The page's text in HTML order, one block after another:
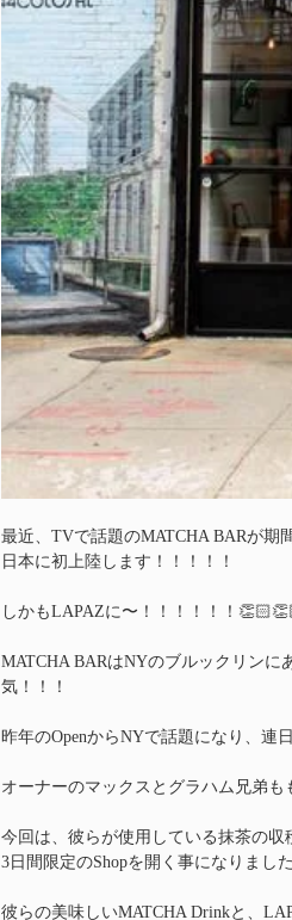
最近、TVで話題のMATCHA BARが期
日本に初上陸します！！！！！
しかもLAPAZに〜！！！！！！
MATCHA BARはNYのブルックリンに
気！！！
昨年のOpenからNYで話題になり、連
オーナーのマックスとグラハム兄弟も
今回は、彼らが使用している抹茶の収
3日間限定のShopを開く事になりました
彼らの美味しいMATCHA Drinkと、